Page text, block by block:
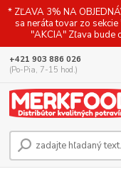
* ZĽAVA 3% NA
sa neráta tovar zo
"AKCIA" Zľava bude
+421 903 886 026
(Po-Pia, 7-15 hod.)